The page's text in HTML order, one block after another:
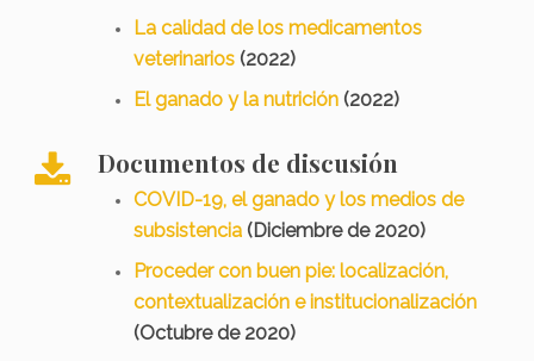
La calidad de los medicamentos
veterinarios (2022)
El ganado y la nutrición (2022)
Documentos de discusión
COVID-19, el ganado y los medios de
subsistencia (Diciembre de 2020)
Proceder con buen pie: localización,
contextualización e institucionalización
(Octubre de 2020)